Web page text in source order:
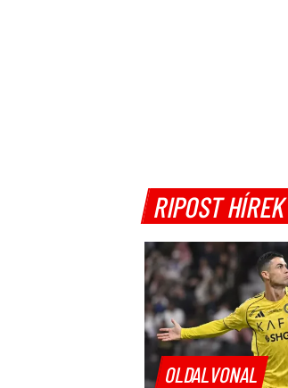
RIPOST HÍREK
OLDALVONAL